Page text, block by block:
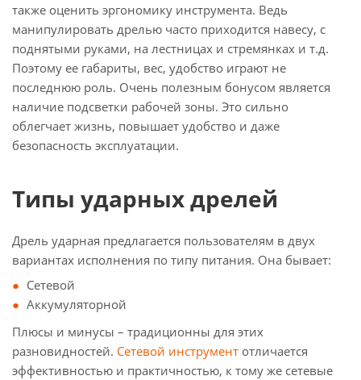
также оценить эргономику инструмента. Ведь
манипулировать дрелью часто приходится навесу, с
поднятыми руками, на лестницах и стремянках и т.д.
Поэтому ее габариты, вес, удобство играют не
последнюю роль. Очень полезным бонусом является
наличие подсветки рабочей зоны. Это сильно
облегчает жизнь, повышает удобство и даже
безопасность эксплуатации.
Типы ударных дрелей
Дрель ударная предлагается пользователям в двух
вариантах исполнения по типу питания. Она бывает:
Сетевой
Аккумуляторной
Плюсы и минусы – традиционны для этих
разновидностей. Сетевой инструмент отличается
эффективностью и практичностью, к тому же сетевые